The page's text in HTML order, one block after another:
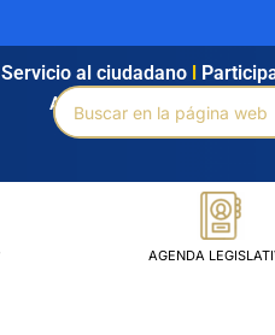
Agendamiento Intranet
Servicio al ciudadano
Buscar
por:
AGENDA